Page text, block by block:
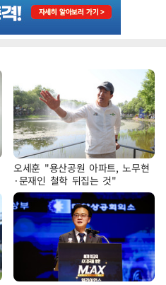
오세훈 "용산공원 아파트, 노무현
·문재인 철학 뒤집는 것"